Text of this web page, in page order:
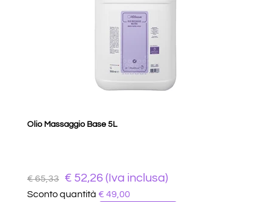
Olio Massaggio Base 5L
€ 65,33 € 52,26 (Iva inclusa)
Sconto quantità € 49,00